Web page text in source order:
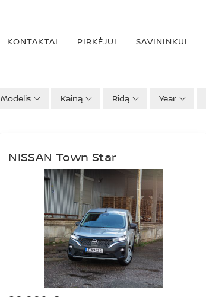
KONTAKTAI PIRKĖJUI SAVININKUI
Modelis Kainą Ridą Year
NISSAN Town Star